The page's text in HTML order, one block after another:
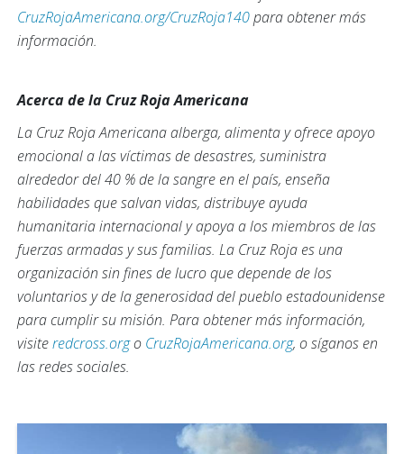
CruzRojaAmericana.org/CruzRoja140para obtener más
información.
Acerca de la Cruz Roja Americana
La Cruz Roja Americana alberga, alimenta y ofrece apoyo
emocional a las víctimas de desastres, suministra
alrededor del 40 % de la sangre en el país, enseña
habilidades que salvan vidas, distribuye ayuda
humanitaria internacional y apoya a los miembros de las
fuerzas armadas y sus familias. La Cruz Roja es una
organización sin fines de lucro que depende de los
voluntarios y de la generosidad del pueblo estadounidense
para cumplir su misión. Para obtener más información,
visiteredcross.orgo CruzRojaAmericana.org, o síganos en
las redes sociales.